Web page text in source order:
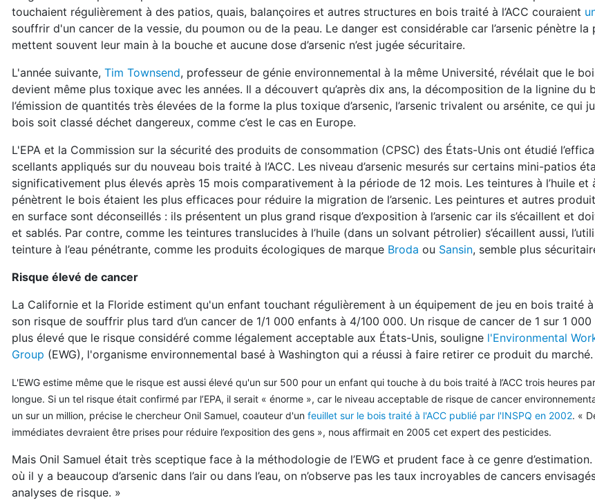
touchaient régulièrement à des patios, quais, balançoires et autres structures en bois traité à l’ACC couraient
souffrir d'un cancer de la vessie, du poumon ou de la peau. Le danger est considérable car l’arsenic pénètre la
mettent souvent leur main à la bouche et aucune dose d’arsenic n’est jugée sécuritaire.
L'année suivante, Tim Townsend, professeur de génie environnemental à la même Université, révélait que le
devient même plus toxique avec les années. Il a découvert qu’après dix ans, la décomposition de la lignine du
l’émission de quantités très élevées de la forme la plus toxique d’arsenic, l’arsenic trivalent ou arsénite, ce qui
bois soit classé déchet dangereux, comme c’est le cas en Europe.
L'EPA et la Commission sur la sécurité des produits de consommation (CPSC) des États-Unis ont étudié
scellants appliqués sur du nouveau bois traité à l’ACC. Les niveau d’arsenic mesurés sur certains mini-patios
significativement plus élevés après 15 mois comparativement à la période de 12 mois. Les teintures à l’huile et
pénètrent le bois étaient les plus efficaces pour réduire la migration de l’arsenic. Les peintures et autres
en surface sont déconseillés : ils présentent un plus grand risque d’exposition à l’arsenic car ils s’écaillent et
et sablés. Par contre, comme les teintures translucides à l’huile (dans un solvant pétrolier) s’écaillent aussi,
teinture à l’eau pénétrante, comme les produits écologiques de marque Broda ou Sansin, semble plus
Risque élevé de cancer
La Californie et la Floride estiment qu'un enfant touchant régulièrement à un équipement de jeu en bois traité à
son risque de souffrir plus tard d’un cancer de 1/1 000 enfants à 4/100 000. Un risque de cancer de 1 sur 1
plus élevé que le risque considéré comme légalement acceptable aux États-Unis, souligne l'Environmental
Group (EWG), l'organisme environnemental basé à Washington qui a réussi à faire retirer ce produit du marché.
L'EWG estime même que le risque est aussi élevé qu'un sur 500 pour un enfant qui touche à du bois traité à l’ACC trois heures par
longue. Si un tel risque était confirmé par l’EPA, il serait « énorme », car le niveau acceptable de risque de cancer
un sur un million, précise le chercheur Onil Samuel, coauteur d'un feuillet sur le bois traité à l'ACC publié par l'INSPQ en 2002. «
immédiates devraient être prises pour réduire l’exposition des gens », nous affirmait en 2005 cet expert des pesticides.
Mais Onil Samuel était très sceptique face à la méthodologie de l’EWG et prudent face à ce genre
où il y a beaucoup d’arsenic dans l’air ou dans l’eau, on n’observe pas les taux incroyables de cancers
analyses de risque. »